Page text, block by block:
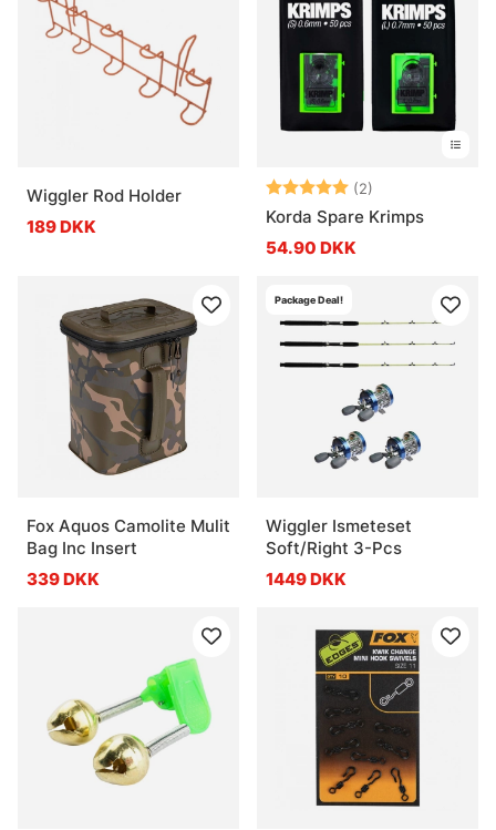
Wiggler Rod Holder
189 DKK
Vurdering: (2)
Korda Spare Krimps
54.90 DKK
Fox Aquos Camolite Mulit
Bag Inc Insert
339 DKK
Package Deal!
Wiggler Ismeteset
Soft/Right 3-Pcs
1449 DKK